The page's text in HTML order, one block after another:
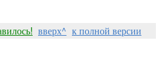
вверх^ к полной версии